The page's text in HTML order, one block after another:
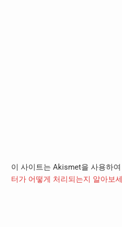
이 사이트는 Akismet을 사용하
터가 어떻게 처리되는지 알아보